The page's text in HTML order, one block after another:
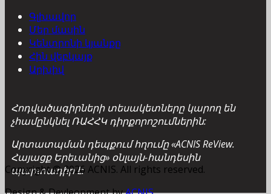
Գլխավոր
Մեր մասին
Կենտրոնի կյանքը
Հին վեբկայք
Արխիվ
Հոդվածագիրների տեսակետները կարող են
չհամընկնել ՌԱՀՀԿ դիրքորոշումներին:
Արտատպման դեպքում հղումը «ACNIS ReView.
Հայացք Երեւանից» օնլայն-հանդեսին
պարտադիր է:
Copyright © 2026 ACNIS. All rights reserved.